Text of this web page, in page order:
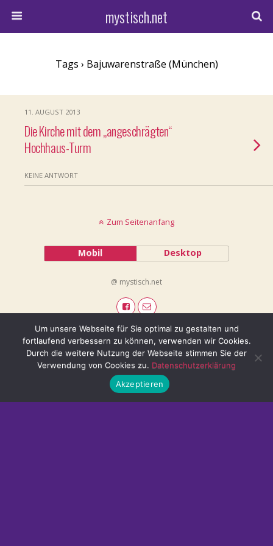
mystisch.net
Tags › Bajuwarenstraße (München)
11. AUGUST 2013
Die Kirche mit dem „angeschrägten“
Hochhaus-Turm
KEINE ANTWORT
Zum Seitenanfang
Mobil Desktop
@ mystisch.net
Um unsere Webseite für Sie optimal zu gestalten und
fortlaufend verbessern zu können, verwenden wir Cookies.
Durch die weitere Nutzung der Webseite stimmen Sie der
Verwendung von Cookies zu. Datenschutzerklärung
Akzeptieren